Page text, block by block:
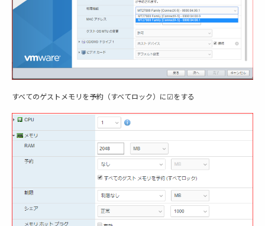
すべてのゲストメモリを予約（すべてロック）に☑をする